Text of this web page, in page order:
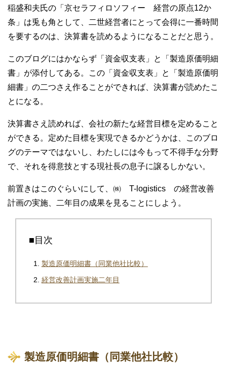
稲盛和夫氏の「京セラフィロソフィー 経営の原点12か
条」は兎も角として、二世経営者にとって会得に一番時間
を要するのは、決算書を読めるようになることだと思う。
このブログにはかならず「資金収支表」と「製造原価明細
書」が添付してある。この「資金収支表」と「製造原価明
細書」の二つさえ作ることができれば、決算書が読めたこ
とになる。
決算書さえ読めれば、会社の新たな経営目標を定めること
ができる。定めた目標を実現できるかどうかは、このブロ
グのテーマではないし、わたしには今もって不得手な分野
で、それを得意技とする現社長の息子に譲るしかない。
前置きはこのぐらいにして、㈱ T-logistics の経営改善
計画の実施、二年目の成果を見ることにしよう。
■目次
製造原価明細書（同業他社比較）
経営改善計画実施二年目
製造原価明細書（同業他社比較）